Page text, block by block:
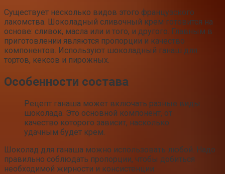
Существует несколько видов этого французского
лакомства. Шоколадный сливочный крем готовится на
основе: сливок, масла или и того, и другого. Главным в
приготовлении являются пропорции и качество
компонентов. Используют шоколадный ганаш для
тортов, кексов и пирожных.
Особенности состава
Рецепт ганаша может включать разные виды
шоколада. Это основной компонент, от
качество которого зависит, насколько
удачным будет крем.
Шоколад для ганаша можно использовать любой. Надо
правильно соблюдать пропорции, чтобы добиться
необходимой жирности и консистенции.